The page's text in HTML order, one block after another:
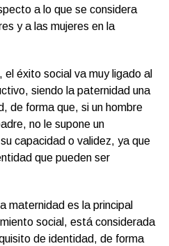
a lo que se considera
y a las mujeres en la
el éxito social va muy ligado al
siendo la paternidad una
de forma que, si un hombre
no le supone un
capacidad o validez, ya que
que pueden ser
maternidad es la principal
social, está considerada
de identidad, de forma